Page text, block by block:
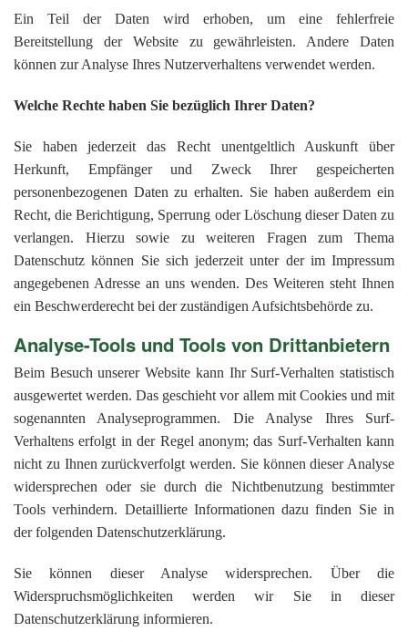
Ein Teil der Daten wird erhoben, um eine fehlerfreie
Bereitstellung der Website zu gewährleisten. Andere Daten
können zur Analyse Ihres Nutzerverhaltens verwendet werden.
Welche Rechte haben Sie bezüglich Ihrer Daten?
Sie haben jederzeit das Recht unentgeltlich Auskunft über
Herkunft, Empfänger und Zweck Ihrer gespeicherten
personenbezogenen Daten zu erhalten. Sie haben außerdem ein
Recht, die Berichtigung, Sperrung oder Löschung dieser Daten zu
verlangen. Hierzu sowie zu weiteren Fragen zum Thema
Datenschutz können Sie sich jederzeit unter der im Impressum
angegebenen Adresse an uns wenden. Des Weiteren steht Ihnen
ein Beschwerderecht bei der zuständigen Aufsichtsbehörde zu.
Analyse-Tools und Tools von Drittanbietern
Beim Besuch unserer Website kann Ihr Surf-Verhalten statistisch
ausgewertet werden. Das geschieht vor allem mit Cookies und mit
sogenannten Analyseprogrammen. Die Analyse Ihres Surf-
Verhaltens erfolgt in der Regel anonym; das Surf-Verhalten kann
nicht zu Ihnen zurückverfolgt werden. Sie können dieser Analyse
widersprechen oder sie durch die Nichtbenutzung bestimmter
Tools verhindern. Detaillierte Informationen dazu finden Sie in
der folgenden Datenschutzerklärung.
Sie können dieser Analyse widersprechen. Über die
Widerspruchsmöglichkeiten werden wir Sie in dieser
Datenschutzerklärung informieren.